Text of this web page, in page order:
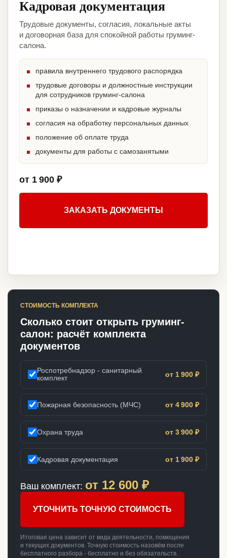
Кадровая документация
Трудовые документы, согласия, локальные акты
и договорная база для спокойной работы груминг-
салона.
правила внутреннего трудового распорядка
трудовые договоры и должностные инструкции
для сотрудников груминг-салона
приказы о назначении и кадровые журналы
согласия на обработку персональных данных
положение об оплате труда
документы для работы с самозанятыми
от 1 900 ₽
ЗАКАЗАТЬ ДОКУМЕНТЫ
СТОИМОСТЬ КОМПЛЕКТА
Сколько стоит открыть груминг-
салон: расчёт комплекта
документов
Роспотребнадзор - санитарный
комплект
от 1 900 ₽
Пожарная безопасность (МЧС) от 4 900 ₽
Охрана труда от 3 900 ₽
Кадровая документация от 1 900 ₽
Ваш комплект: от 12 600 ₽
УТОЧНИТЬ ТОЧНУЮ СТОИМОСТЬ
Итоговая цена зависит от вида деятельности, помещения
и текущих документов. Точную стоимость назовём после
бесплатного разбора - бесплатно и без обязательств.